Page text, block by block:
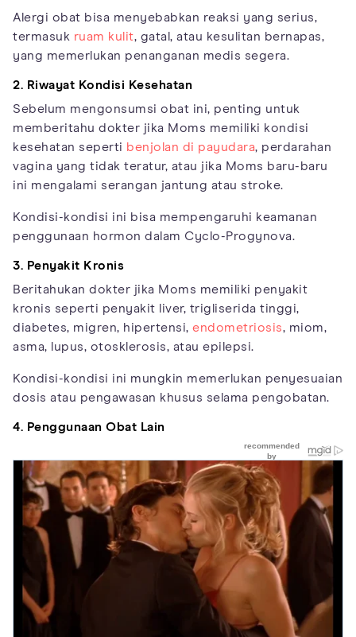
Alergi obat bisa menyebabkan reaksi yang serius,
termasuk ruam kulit, gatal, atau kesulitan bernapas,
yang memerlukan penanganan medis segera.
2. Riwayat Kondisi Kesehatan
Sebelum mengonsumsi obat ini, penting untuk
memberitahu dokter jika Moms memiliki kondisi
kesehatan seperti benjolan di payudara, perdarahan
vagina yang tidak teratur, atau jika Moms baru-baru
ini mengalami serangan jantung atau stroke.
Kondisi-kondisi ini bisa mempengaruhi keamanan
penggunaan hormon dalam Cyclo-Progynova.
3. Penyakit Kronis
Beritahukan dokter jika Moms memiliki penyakit
kronis seperti penyakit liver, trigliserida tinggi,
diabetes, migren, hipertensi, endometriosis, miom,
asma, lupus, otosklerosis, atau epilepsi.
Kondisi-kondisi ini mungkin memerlukan penyesuaian
dosis atau pengawasan khusus selama pengobatan.
4. Penggunaan Obat Lain